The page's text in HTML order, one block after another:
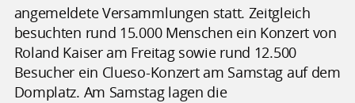
angemeldete Versammlungen statt. Zeitgleich
besuchten rund 15.000 Menschen ein Konzert von
Roland Kaiser am Freitag sowie rund 12.500
Besucher ein Clueso-Konzert am Samstag auf dem
Domplatz. Am Samstag lagen die